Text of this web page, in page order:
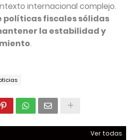
internacional complejo.
políticas fiscales sólidas
la estabilidad y
.
Ver todas